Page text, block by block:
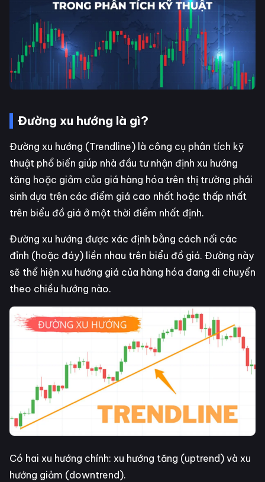
Đường xu hướng là gì?
Đường xu hướng (Trendline) là công cụ phân tích kỹ
thuật phổ biến giúp nhà đầu tư nhận định xu hướng
tăng hoặc giảm của giá hàng hóa trên thị trường phái
sinh dựa trên các điểm giá cao nhất hoặc thấp nhất
trên biểu đồ giá ở một thời điểm nhất định.
Đường xu hướng được xác định bằng cách nối các
đỉnh (hoặc đáy) liền nhau trên biểu đồ giá. Đường này
sẽ thể hiện xu hướng giá của hàng hóa đang di chuyển
theo chiều hướng nào.
Có hai xu hướng chính: xu hướng tăng (uptrend) và xu
hướng giảm (downtrend).